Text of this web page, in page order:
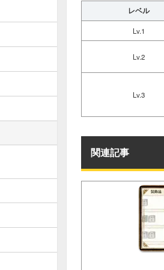
レベル
Lv.1
Lv.2
Lv.3
関連記事